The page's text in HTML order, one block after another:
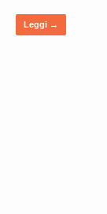
Leggi →